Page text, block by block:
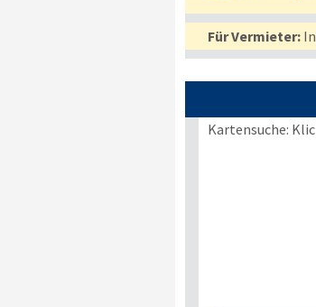
Für Vermieter:
Kartensuche: